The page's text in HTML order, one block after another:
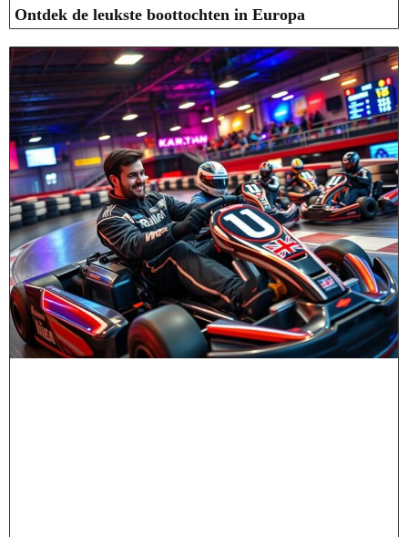
Ontdek de leukste boottochten in Europa